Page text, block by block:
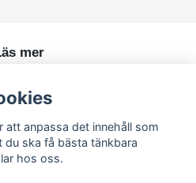
mer
Kontakt
att anpassa det innehåll som
ska få bästa tänkbara
hos oss.